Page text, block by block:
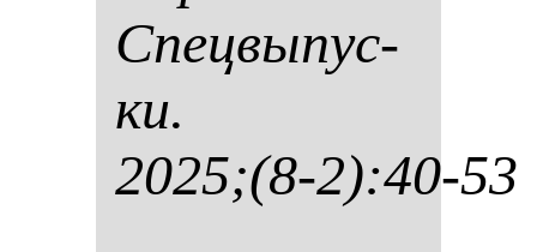
Спец­вы­пус­
ки.
2025;(8-2):40-53